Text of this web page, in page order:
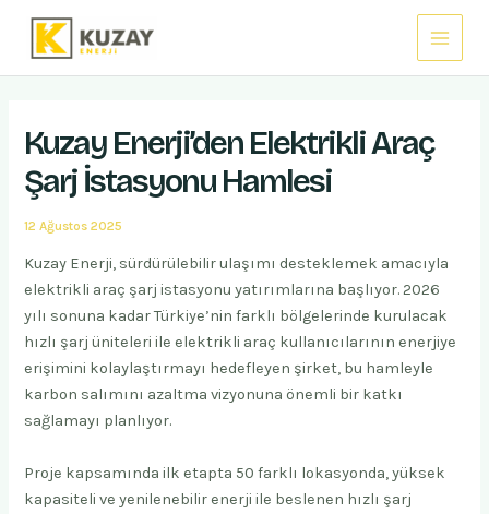
Main
Menu
Kuzay Enerji’den Elektrikli Araç
Şarj İstasyonu Hamlesi
12 Ağustos 2025
Kuzay Enerji, sürdürülebilir ulaşımı desteklemek amacıyla
elektrikli araç şarj istasyonu yatırımlarına başlıyor. 2026
yılı sonuna kadar Türkiye’nin farklı bölgelerinde kurulacak
hızlı şarj üniteleri ile elektrikli araç kullanıcılarının enerjiye
erişimini kolaylaştırmayı hedefleyen şirket, bu hamleyle
karbon salımını azaltma vizyonuna önemli bir katkı
sağlamayı planlıyor.
Proje kapsamında ilk etapta 50 farklı lokasyonda, yüksek
kapasiteli ve yenilenebilir enerji ile beslenen hızlı şarj